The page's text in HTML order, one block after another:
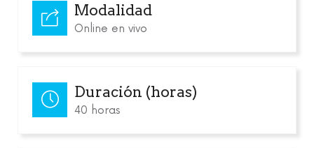
Modalidad
Online en vivo
Duración (horas)
40 horas